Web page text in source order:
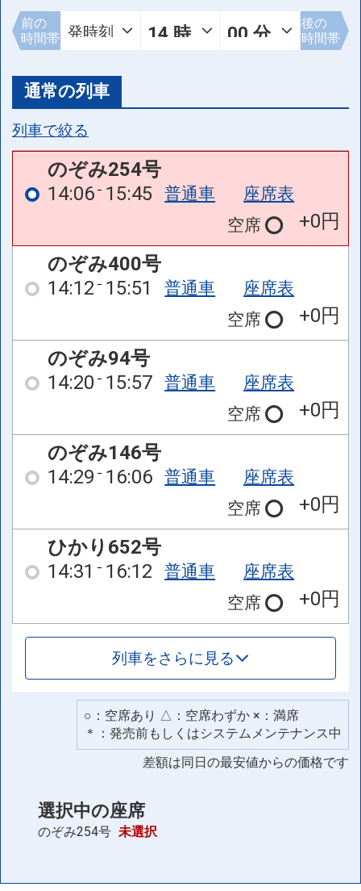
前の
時間帯
後の
時間帯
通常の列車
列車で絞る
のぞみ254号
14:06 15:45 普通車
座席表
空席
+0円
のぞみ400号
14:12 15:51 普通車
座席表
空席
+0円
のぞみ94号
14:20 15:57 普通車
座席表
空席
+0円
のぞみ146号
14:29 16:06 普通車
座席表
空席
+0円
ひかり652号
14:31
16:12 普通車
座席表
空席
+0円
列車をさらに見る
○：空席あり △：空席わずか ×：満席
＊：発売前もしくはシステムメンテナンス中
差額は同日の最安値からの価格です
選択中の座席
のぞみ254号 未選択